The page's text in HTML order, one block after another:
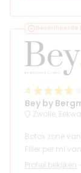
Geverifieerde
4
Bey by
Zwolle,
Botox zone
Filler per ml
Profiel bekijken